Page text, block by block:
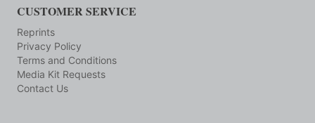
CUSTOMER SERVICE
Reprints
Privacy Policy
Terms and Conditions
Media Kit Requests
Contact Us